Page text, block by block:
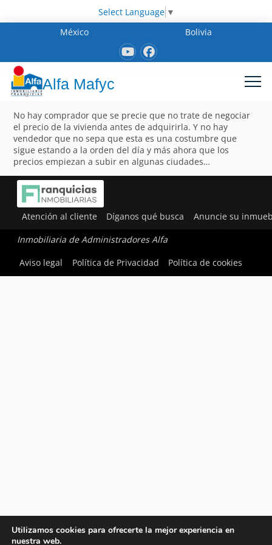
Select Language ▼
México
Bolivia
Alfa Mafyc
No hay comprador que se precie que no trate de negociar
el precio de la vivienda antes de adquirirla. Y no hay
vendedor que no sepa que esta es una costumbre que
sigue estando a la orden del día y más ahora que los
precios empiezan a subir en algunas ciudades…
Atención al cliente Díganos qué busca Anuncie su
Inmobiliaria de Administradores Alfa
Aviso legal
Política de Privacidad Política de cookies
Utilizamos cookies para ofrecerte la mejor experiencia en
nuestra web.